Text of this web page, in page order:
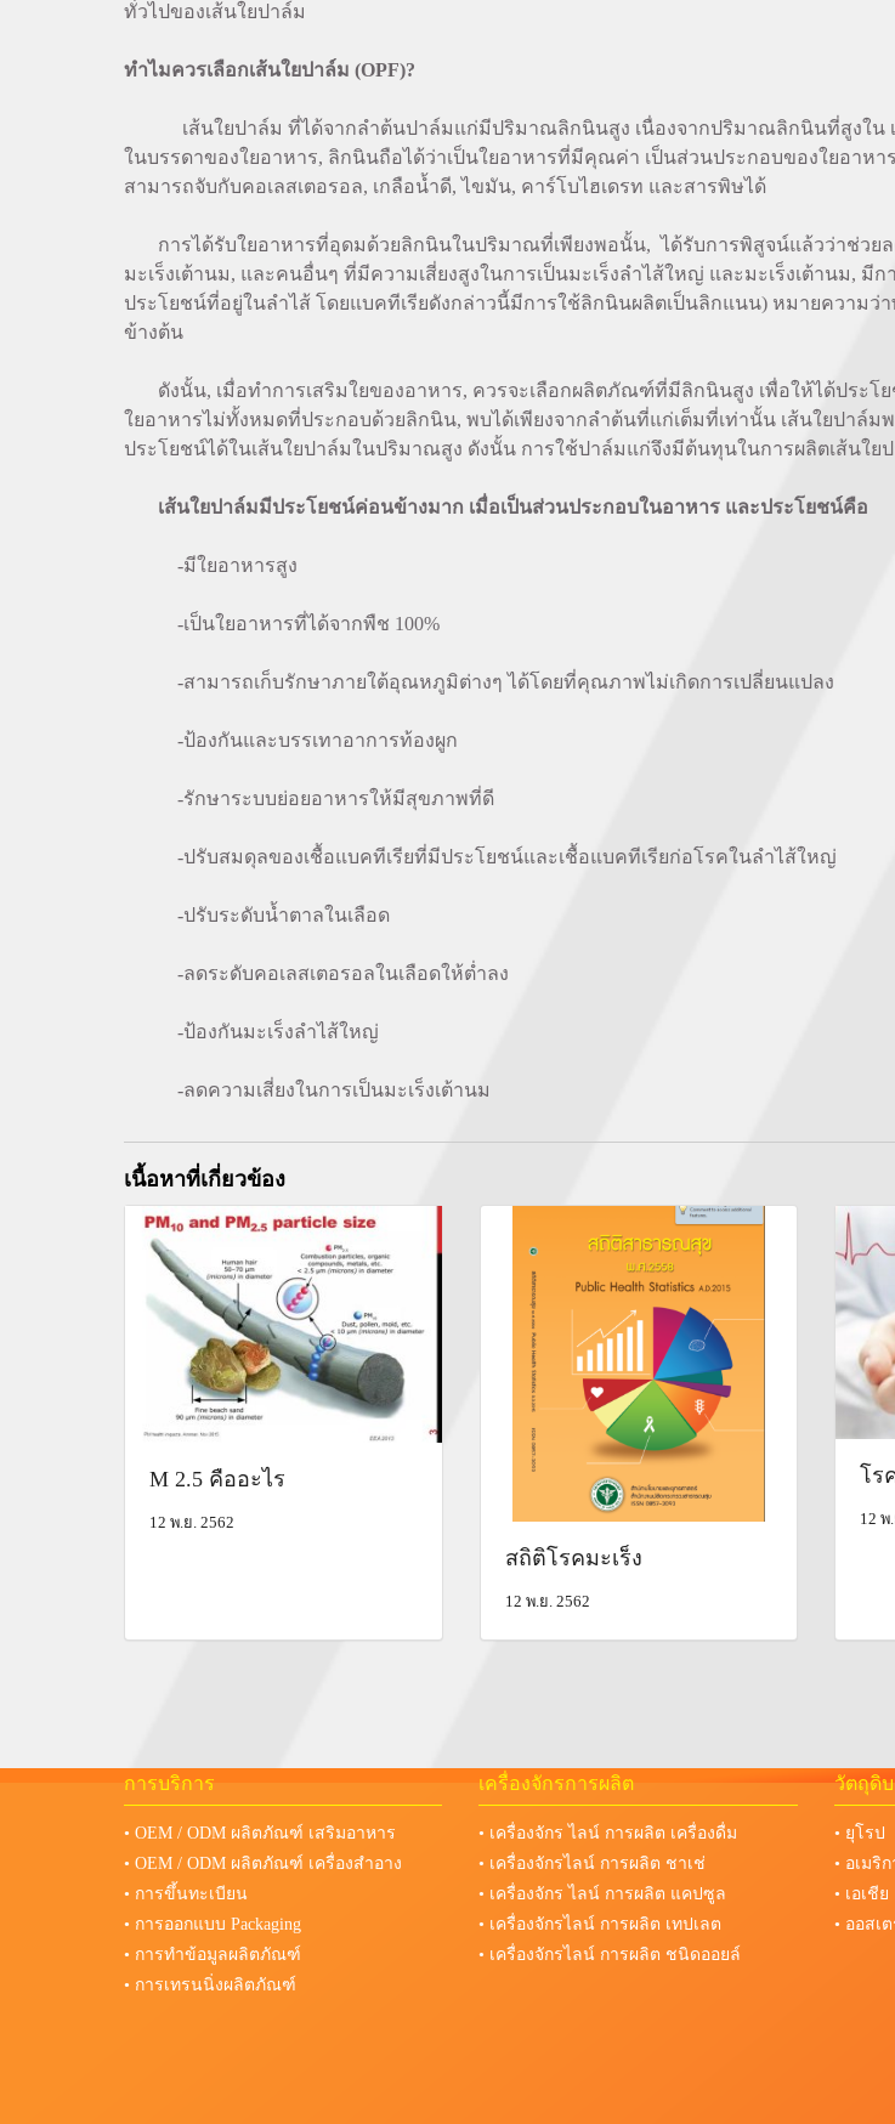
ทั่วไปของเส้นใยปาล์ม
ทำไมควรเลือกเส้นใยปาล์ม (OPF)?
เส้นใยปาล์ม ที่ได้จากลำต้นปาล์มแก่มีปริมาณลิกนินสูง เนื่องจากปริมาณลิกนินที่สูงใน เ
ในบรรดาของใยอาหาร, ลิกนินถือได้ว่าเป็นใยอาหารที่มีคุณค่า เป็นส่วนประกอบของใยอาห
สามารถจับกับคอเลสเตอรอล, เกลือน้ำดี, ไขมัน, คาร์โบไฮเดรท และสารพิษได้
การได้รับใยอาหารที่อุดมด้วยลิกนินในปริมาณที่เพียงพอนั้น, ได้รับการพิสูจน์แล้วว่าช่วยลดค
มะเร็งเต้านม, และคนอื่นๆ ที่มีความเสี่ยงสูงในการเป็นมะเร็งลำไส้ใหญ่ และมะเร็งเต้านม
ประโยชน์ที่อยู่ในลำไส้ โดยแบคทีเรียดังกล่าวนี้มีการใช้ลิกนินผลิตเป็นลิกแนน) หมายความว่
ข้างต้น
ดังนั้น, เมื่อทำการเสริมใยของอาหาร, ควรจะเลือกผลิตภัณฑ์ที่มีลิกนินสูง เพื่อให้ได้ประโย
ใยอาหารไม่ทั้งหมดที่ประกอบด้วยลิกนิน, พบได้เพียงจากลำต้นที่แก่เต็มที่เท่านั้น เส้นใยปา
ประโยชน์ได้ในเส้นใยปาล์มในปริมาณสูง ดังนั้น การใช้ปาล์มแก่จึงมีต้นทุนในการผลิตเส้นใ
เส้นใยปาล์มมีประโยชน์ค่อนข้างมาก เมื่อเป็นส่วนประกอบในอาหาร และประโยชน์คือ
-มีใยอาหารสูง
-เป็นใยอาหารที่ได้จากพืช 100%
-สามารถเก็บรักษาภายใต้อุณหภูมิต่างๆ ได้โดยที่คุณภาพไม่เกิดการเปลี่ยนแปลง
-ป้องกันและบรรเทาอาการท้องผูก
-รักษาระบบย่อยอาหารให้มีสุขภาพที่ดี
-ปรับสมดุลของเชื้อแบคทีเรียที่มีประโยชน์และเชื้อแบคทีเรียก่อโรคในลำไส้ใหญ่
-ปรับระดับน้ำตาลในเลือด
-ลดระดับคอเลสเตอรอลในเลือดให้ต่ำลง
-ป้องกันมะเร็งลำไส้ใหญ่
-ลดความเสี่ยงในการเป็นมะเร็งเต้านม
เนื้อหาที่เกี่ยวข้อง
M 2.5 คืออะไร
12 พ.ย. 2562
สถิติโรคมะเร็ง
12 พ.ย. 2562
โร
12 พ
การบริการ
• OEM / ODM ผลิตภัณฑ์ เสริมอาหาร
• OEM / ODM ผลิตภัณฑ์ เครื่องสำอาง
• การขึ้นทะเบียน
• การออกแบบ Packaging
• การทำข้อมูลผลิตภัณฑ์
• การเทรนนิ่งผลิตภัณฑ์
เครื่องจักรการผลิต
• เครื่องจักร ไลน์ การผลิต เครื่องดื่ม
• เครื่องจักรไลน์ การผลิต ชาเช่
• เครื่องจักร ไลน์ การผลิต แคปซูล
• เครื่องจักรไลน์ การผลิต เทปเลต
• เครื่องจักรไลน์ การผลิต ชนิดออยล์
วัตถุดิบ
• ยุโรป
• อเมริก
• เอเชีย
• ออสเ